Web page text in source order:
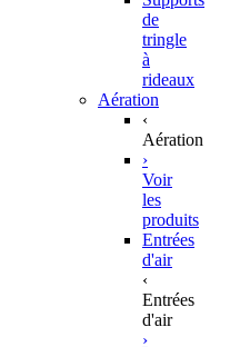
de
tringle
à
rideaux
Aération
‹
Aération
›
Voir
les
produits
Entrées
d'air
‹
Entrées
d'air
›